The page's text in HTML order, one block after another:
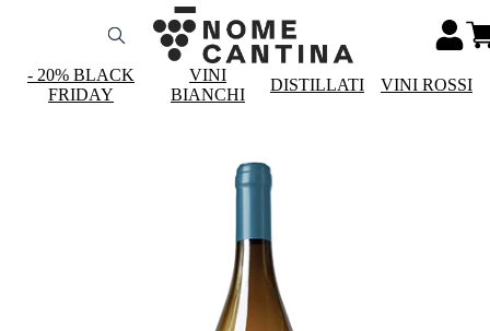
- 20% BLACK
FRIDAY
VINI
BIANCHI
DISTILLATI VINI ROSSI